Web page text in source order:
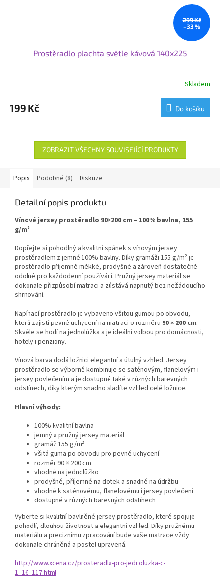
299 Kč
–33 %
Prostěradlo plachta světle kávová 140x225
Skladem
199 Kč Do košíku
ZOBRAZIT VŠECHNY SOUVISEJÍCÍ PRODUKTY
Popis Podobné (8) Diskuze
Detailní popis produktu
Vínové jersey prostěradlo 90×200 cm – 100% bavlna, 155
g/m²
Dopřejte si pohodlný a kvalitní spánek s vínovým jersey
prostěradlem z jemné 100% bavlny. Díky gramáži 155 g/m² je
prostěradlo příjemně měkké, prodyšné a zároveň dostatečně
odolné pro každodenní používání. Pružný jersey materiál se
dokonale přizpůsobí matraci a zůstává napnutý bez nežádoucího
shrnování.
Napínací prostěradlo je vybaveno všitou gumou po obvodu,
která zajistí pevné uchycení na matraci o rozměru 90 × 200 cm.
Skvěle se hodí na jednolůžka a je ideální volbou pro domácnosti,
hotely i penziony.
Vínová barva dodá ložnici elegantní a útulný vzhled. Jersey
prostěradlo se výborně kombinuje se saténovým, flanelovým i
jersey povlečením a je dostupné také v různých barevných
odstínech, díky kterým snadno sladíte vzhled celé ložnice.
Hlavní výhody:
100% kvalitní bavlna
jemný a pružný jersey materiál
gramáž 155 g/m²
všitá guma po obvodu pro pevné uchycení
rozměr 90 × 200 cm
vhodné na jednolůžko
prodyšné, příjemné na dotek a snadné na údržbu
vhodné k saténovému, flanelovému i jersey povlečení
dostupné v různých barevných odstínech
Vyberte si kvalitní bavlněné jersey prostěradlo, které spojuje
pohodlí, dlouhou životnost a elegantní vzhled. Díky pružnému
materiálu a preciznímu zpracování bude vaše matrace vždy
dokonale chráněná a postel upravená.
http://www.xcena.cz/prosteradla-pro-jednoluzka-c-
1_16_117.html